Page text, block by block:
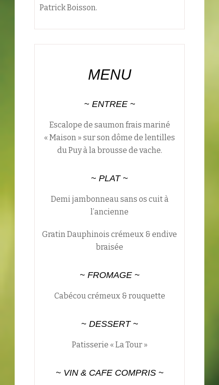
Patrick Boisson.
MENU
~ ENTREE ~
Escalope de saumon frais mariné
« Maison » sur son dôme de lentilles
du Puy à la brousse de vache.
~ PLAT ~
Demi jambonneau sans os cuit à
l’ancienne
Gratin Dauphinois crémeux & endive
braisée
~ FROMAGE ~
Cabécou crémeux & rouquette
~ DESSERT ~
Patisserie « La Tour »
~ VIN & CAFE COMPRIS ~